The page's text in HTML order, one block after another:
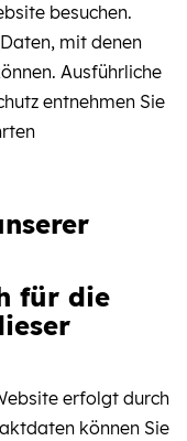
besuchen.
mit denen
Ausführliche
entnehmen Sie
für die
erfolgt durch
können Sie